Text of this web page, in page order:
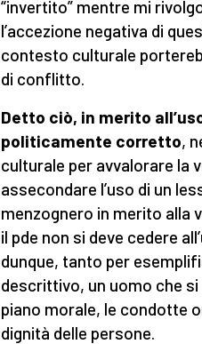
“invertito” mentre mi
l’accezione negativa di
contesto culturale
di conflitto.
Detto ciò, in merito
politicamente corretto,
culturale per avvalorare la
assecondare l’uso di un
menzognero in merito alla
il pde non si deve cedere
dunque, tanto per
descrittivo, un uomo che
piano morale, le condotte
dignità delle persone.